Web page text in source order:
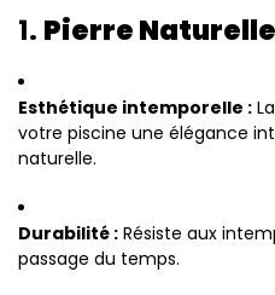
1. Pierre
Esthétique intemporelle :
votre piscine une élégance
naturelle.
Durabilité : Résiste aux
passage du temps.